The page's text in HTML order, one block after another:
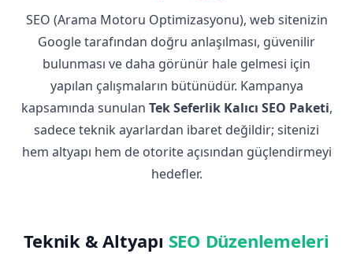
SEO (Arama Motoru Optimizasyonu), web sitenizin
Google tarafından doğru anlaşılması, güvenilir
bulunması ve daha görünür hale gelmesi için
yapılan çalışmaların bütünüdür. Kampanya
kapsamında sunulan Tek Seferlik Kalıcı SEO Paketi,
sadece teknik ayarlardan ibaret değildir; sitenizi
hem altyapı hem de otorite açısından güçlendirmeyi
hedefler.
Teknik & Altyapı SEO Düzenlemeleri